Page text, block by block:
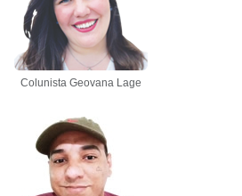
Colunista Geovana Lage